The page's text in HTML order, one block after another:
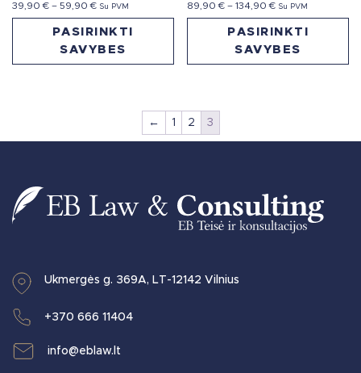
39,90€ – 59,90€ Su PVM
PASIRINKTI
SAVYBES
89,90€ – 134,90€ Su PVM
PASIRINKTI
SAVYBES
← 1 2 3
Ukmergės g. 369A, LT-12142 Vilnius
+370 666 11404
info@eblaw.lt